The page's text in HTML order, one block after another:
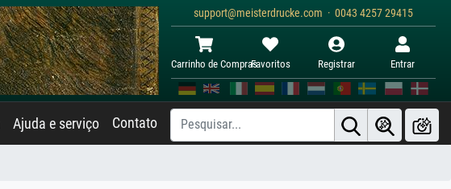
support@meisterdrucke.com · 0043 4257 29415
Carrinho de ComprasFavoritos Registrar Entrar
Ajuda e serviço Contato